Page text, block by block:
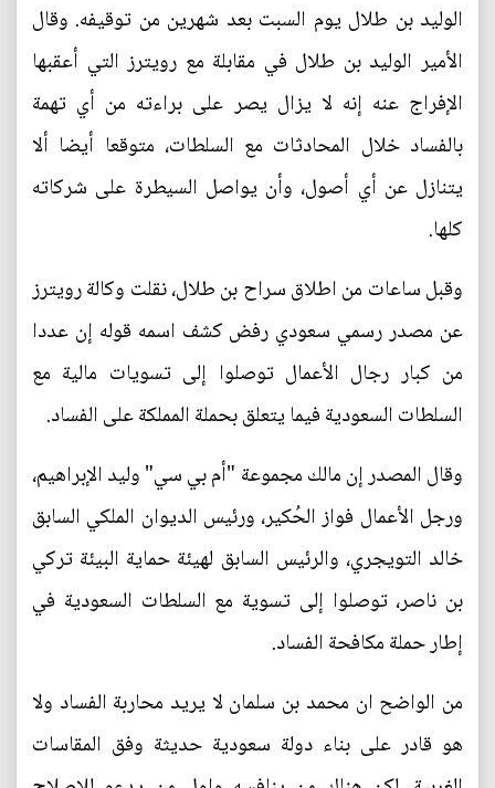
الوليد بن طلال يوم السبت بعد شهرين من توقيفه. وقال
الأمير الوليد بن طلال في مقابلة مع رويترز التي أعقبها
الإفراج عنه إنه لا يزال يصر على براءته من أي تهمة
بالفساد خلال المحادثات مع السلطات، متوقعا أيضا ألا
يتنازل عن أي أصول، وأن يواصل السيطرة على شركاته
كلها.
وقبل ساعات من اطلاق سراح بن طلال، نقلت وكالة رويترز
عن مصدر رسمي سعودي رفض كشف اسمه قوله إن عددا
من كبار رجال الأعمال توصلوا إلى تسويات مالية مع
السلطات السعودية فيما يتعلق بحملة المملكة على الفساد.
وقال المصدر إن مالك مجموعة "أم بي سي" وليد الإبراهيم،
ورجل الأعمال فواز الحُكير، ورئيس الديوان الملكي السابق
خالد التويجري، والرئيس السابق لهيئة حماية البيئة تركي
بن ناصر، توصلوا إلى تسوية مع السلطات السعودية في
إطار حملة مكافحة الفساد.
من الواضح ان محمد بن سلمان لا يريد محاربة الفساد ولا
هو قادر على بناء دولة سعودية حديثة وفق المقاسات